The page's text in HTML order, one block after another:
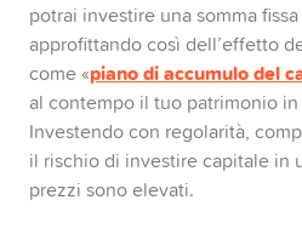
potrai investire una somma
approfittando così dell’effetto
come «piano di accumulo del
al contempo il tuo patrimonio
Investendo con regolarità,
il rischio di investire capitale in
prezzi sono elevati.